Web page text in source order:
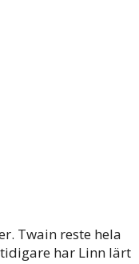
Twain reste hela
har Linn lärt